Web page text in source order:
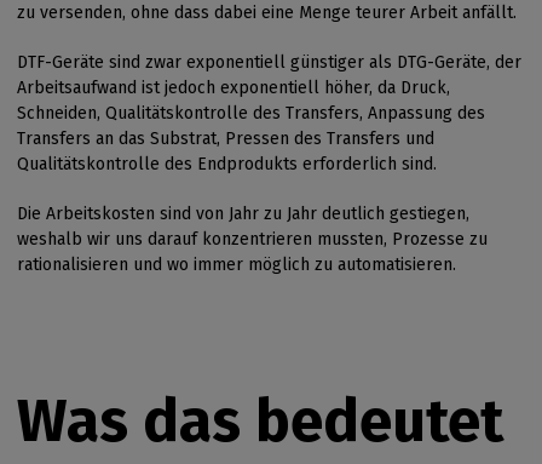
zu versenden, ohne dass dabei eine Menge teurer Arbeit anfällt.
DTF-Geräte sind zwar exponentiell günstiger als DTG-Geräte, der
Arbeitsaufwand ist jedoch exponentiell höher, da Druck,
Schneiden, Qualitätskontrolle des Transfers, Anpassung des
Transfers an das Substrat, Pressen des Transfers und
Qualitätskontrolle des Endprodukts erforderlich sind.
Die Arbeitskosten sind von Jahr zu Jahr deutlich gestiegen,
weshalb wir uns darauf konzentrieren mussten, Prozesse zu
rationalisieren und wo immer möglich zu automatisieren.
Was das bedeutet